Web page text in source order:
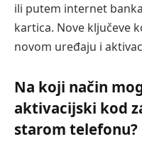
ili putem internet
kartica. Nove ključeve
novom uređaju i
Na koji način
aktivacijski kod
starom telefonu?